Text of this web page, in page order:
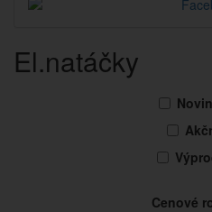
El.natáčky
Cenové